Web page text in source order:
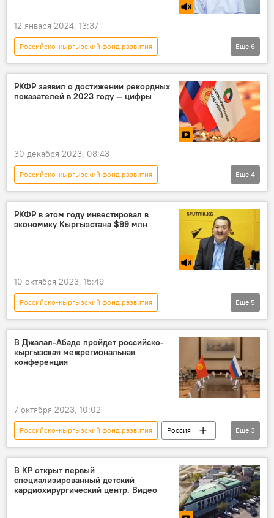
12 января 2024, 13:37
Российско-кыргызский фонд развития
Радио Sputnik Кыргызстан
Кыргызстан
инвестиции
промышленность
гидроэнергетика
Еще 6
РКФР заявил о достижении рекордных
показателей в 2023 году — цифры
30 декабря 2023, 08:43
Российско-кыргызский фонд развития
Кыргызстан
РКФР
показатель
рекорд
Еще 4
РКФР в этом году инвестировал в
экономику Кыргызстана $99 млн
10 октября 2023, 15:49
Российско-кыргызский фонд развития
Радио Sputnik Кыргызстан
Кыргызстан
экономика
инвестиции бизнес
Еще 5
В Джалал-Абаде пройдет российско-
кыргызская межрегиональная
конференция
7 октября 2023, 10:02
Российско-кыргызский фонд развития
Россия
Кыргызстан
экономика
Джалал-Абад
Еще 3
В КР открыт первый
специализированный детский
кардиохирургический центр. Видео